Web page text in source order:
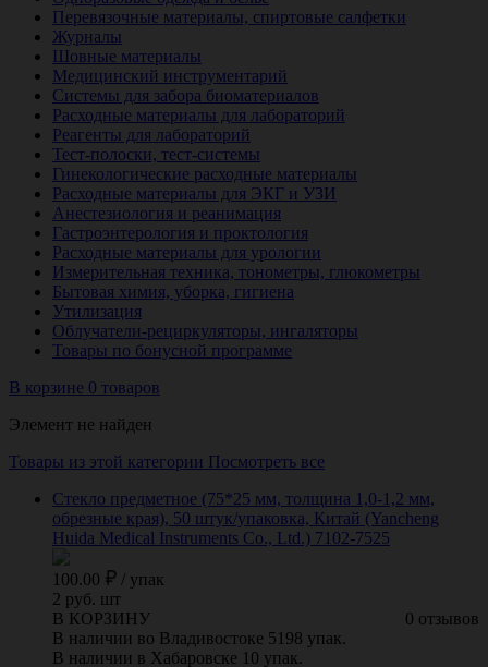
Перевязочные материалы, спиртовые салфетки
Журналы
Шовные материалы
Медицинский инструментарий
Системы для забора биоматериалов
Расходные материалы для лабораторий
Реагенты для лабораторий
Тест-полоски, тест-системы
Гинекологические расходные материалы
Расходные материалы для ЭКГ и УЗИ
Анестезиология и реанимация
Гастроэнтерология и проктология
Расходные материалы для урологии
Измерительная техника, тонометры, глюкометры
Бытовая химия, уборка, гигиена
Утилизация
Облучатели-рециркуляторы, ингаляторы
Товары по бонусной программе
В корзине 0 товаров
Элемент не найден
Товары из этой категории Посмотреть все
Стекло предметное (75*25 мм, толщина 1,0-1,2 мм,
обрезные края), 50 штук/упаковка, Китай (Yancheng
Huida Medical Instruments Co., Ltd.) 7102-7525
100.00 / упак
2 руб. шт
0 отзывов
В КОРЗИНУ
В наличии во Владивостоке 5198 упак.
В наличии в Хабаровске 10 упак.